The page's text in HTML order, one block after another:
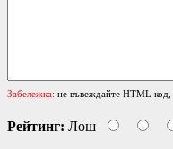
Забележка: не въвеждайте HTML код,
Рейтинг: Лош